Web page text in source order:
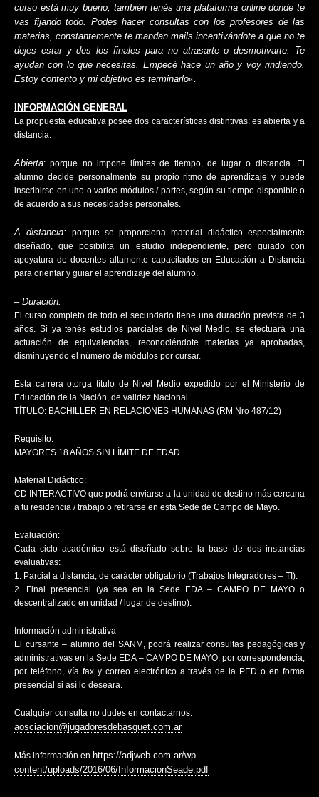
curso está muy bueno, también tenés una plataforma online donde te
vas fijando todo. Podes hacer consultas con los profesores de las
materias, constantemente te mandan mails incentivándote a que no te
dejes estar y des los finales para no atrasarte o desmotivarte. Te
ayudan con lo que necesitas. Empecé hace un año y voy rindiendo.
Estoy contento y mi objetivo es terminarlo«.
INFORMACIÓN GENERAL
La propuesta educativa posee dos características distintivas: es abierta y a
distancia.
Abierta: porque no impone límites de tiempo, de lugar o distancia. El
alumno decide personalmente su propio ritmo de aprendizaje y puede
inscribirse en uno o varios módulos / partes, según su tiempo disponible o
de acuerdo a sus necesidades personales.
A distancia: porque se proporciona material didáctico especialmente
diseñado, que posibilita un estudio independiente, pero guiado con
apoyatura de docentes altamente capacitados en Educación a Distancia
para orientar y guiar el aprendizaje del alumno.
– Duración:
El curso completo de todo el secundario tiene una duración prevista de 3
años. Si ya tenés estudios parciales de Nivel Medio, se efectuará una
actuación de equivalencias, reconociéndote materias ya aprobadas,
disminuyendo el número de módulos por cursar.
Esta carrera otorga título de Nivel Medio expedido por el Ministerio de
Educación de la Nación, de validez Nacional.
TÍTULO: BACHILLER EN RELACIONES HUMANAS (RM Nro 487/12)
Requisito:
MAYORES 18 AÑOS SIN LÍMITE DE EDAD.
Material Didáctico:
CD INTERACTIVO que podrá enviarse a la unidad de destino más cercana
a tu residencia / trabajo o retirarse en esta Sede de Campo de Mayo.
Evaluación:
Cada ciclo académico está diseñado sobre la base de dos instancias
evaluativas:
1. Parcial a distancia, de carácter obligatorio (Trabajos Integradores – TI).
2. Final presencial (ya sea en la Sede EDA – CAMPO DE MAYO o
descentralizado en unidad / lugar de destino).
Información administrativa
El cursante – alumno del SANM, podrá realizar consultas pedagógicas y
administrativas en la Sede EDA – CAMPO DE MAYO, por correspondencia,
por teléfono, vía fax y correo electrónico a través de la PED o en forma
presencial si así lo deseara.
Cualquier consulta no dudes en contactarnos:
aosciacion@jugadoresdebasquet.com.ar
Más información en https://adjweb.com.ar/wp-
content/uploads/2016/06/InformacionSeade.pdf